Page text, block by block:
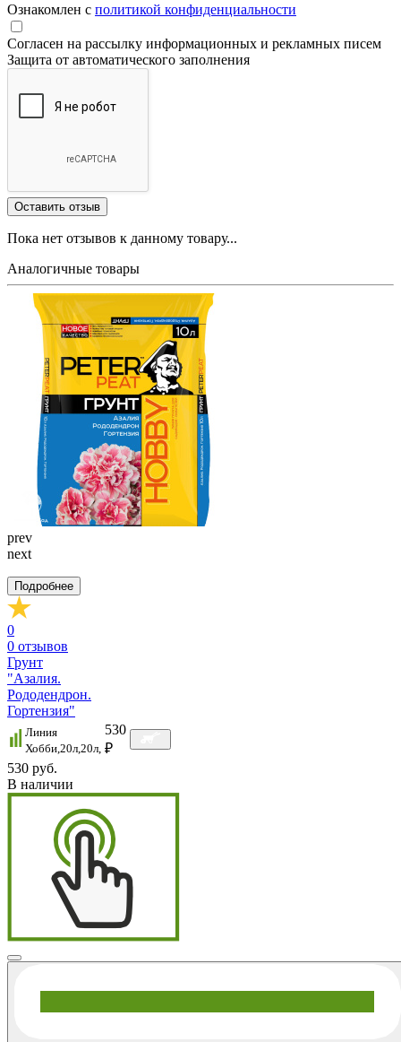
Ознакомлен с политикой конфиденциальности
Согласен на рассылку информационных и рекламных писем
Защита от автоматического заполнения
Пока нет отзывов к данному товару...
Аналогичные товары
prev
next
Подробнее
0
0 отзывов
Грунт
"Азалия.
Рододендрон.
Гортензия"
Линия
Хобби,20л,20л,
530
₽
530 руб.
В наличии